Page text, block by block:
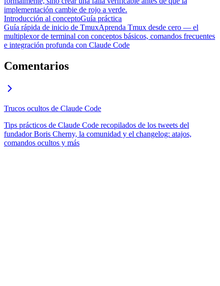
implementación cambie de rojo a verde.
Introducción al conceptoGuía práctica
Guía rápida de inicio de TmuxAprenda Tmux desde cero — el
multiplexor de terminal con conceptos básicos, comandos frecuentes
e integración profunda con Claude Code
Comentarios
Trucos ocultos de Claude Code
Tips prácticos de Claude Code recopilados de los tweets del
fundador Boris Cherny, la comunidad y el changelog: atajos,
comandos ocultos y más